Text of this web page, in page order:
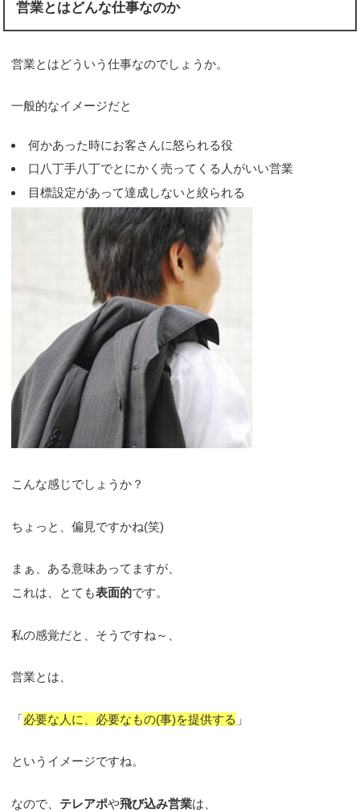
営業とはどんな仕事なのか
営業とはどういう仕事なのでしょうか。
一般的なイメージだと
何かあった時にお客さんに怒られる役
口八丁手八丁でとにかく売ってくる人がいい営業
目標設定があって達成しないと絞られる
こんな感じでしょうか？
ちょっと、偏見ですかね(笑)
まぁ、ある意味あってますが、
これは、とても表面的です。
私の感覚だと、そうですね～、
営業とは、
「必要な人に、必要なもの(事)を提供する 」
というイメージですね。
なので、 テレアポや飛び込み営業は、